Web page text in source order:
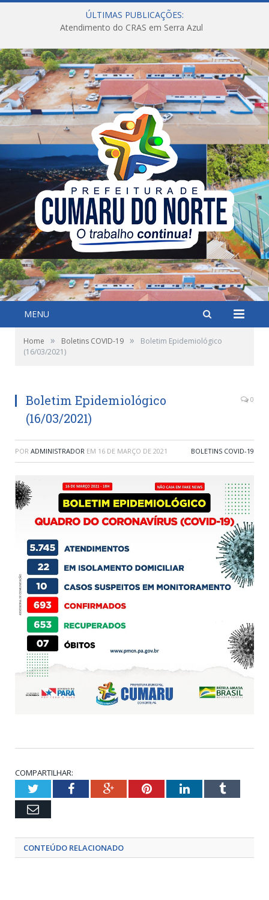
ÚLTIMAS PUBLICAÇÕES:
Atendimento do CRAS em Serra Azul
MENU
Home » Boletins COVID-19 »
Boletim Epidemiológico
(16/03/2021)
Boletim Epidemiológico
(16/03/2021)
0
POR ADMINISTRADOR EM 16 DE MARÇO DE 2021 BOLETINS COVID-19
COMPARTILHAR:
TwitterFacebookGoogle+PinterestLinkedInTumblr
Email
CONTEÚDO RELACIONADO